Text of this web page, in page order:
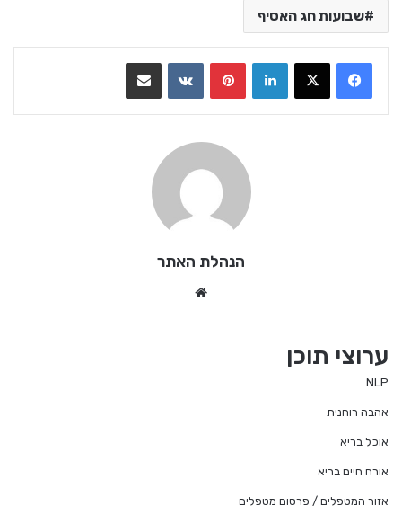
שבועות חג האסיף
LinkedIn
VKontakte
הנהלת האתר
ערוצי תוכן
NLP
אהבה רוחנית
אוכל בריא
אורח חיים בריא
אזור המטפלים / פרסום מטפלים